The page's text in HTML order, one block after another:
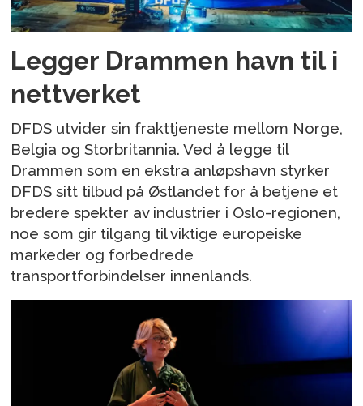
Legger Drammen havn til i
nettverket
DFDS utvider sin frakttjeneste mellom Norge,
Belgia og Storbritannia. Ved å legge til
Drammen som en ekstra anløpshavn styrker
DFDS sitt tilbud på Østlandet for å betjene et
bredere spekter av industrier i Oslo-regionen,
noe som gir tilgang til viktige europeiske
markeder og forbedrede
transportforbindelser innenlands.